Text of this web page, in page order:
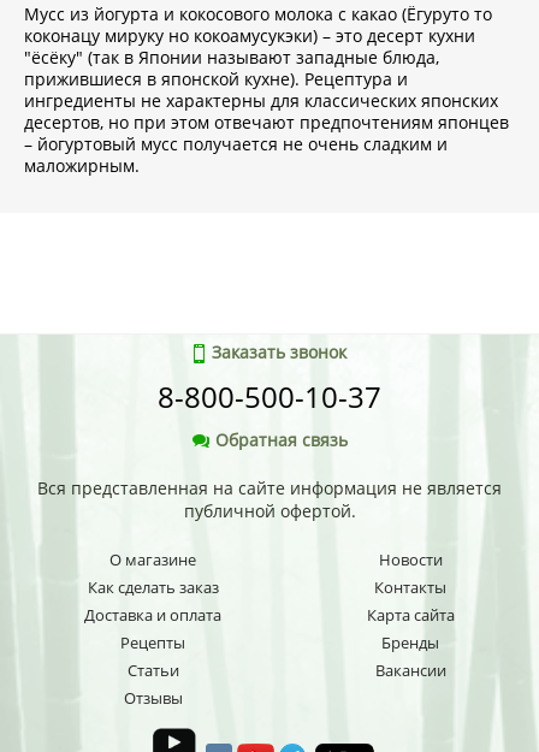
Мусс из йогурта и кокосового молока с какао (Ёгуруто то
коконацу мируку но кокоамусукэки) – это десерт кухни
"ёсёку" (так в Японии называют западные блюда,
прижившиеся в японской кухне). Рецептура и
ингредиенты не характерны для классических японских
десертов, но при этом отвечают предпочтениям японцев
– йогуртовый мусс получается не очень сладким и
маложирным.
Заказать звонок
8-800-500-10-37
Обратная связь
Вся представленная на сайте информация не является
публичной офертой.
О магазине
Как сделать заказ
Доставка и оплата
Рецепты
Статьи
Отзывы
Новости
Контакты
Карта сайта
Бренды
Вакансии